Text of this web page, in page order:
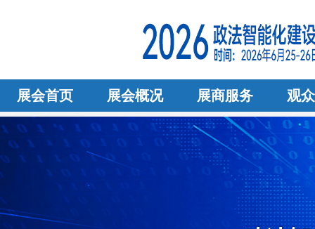
展会首页 展会概况 展商服务 观